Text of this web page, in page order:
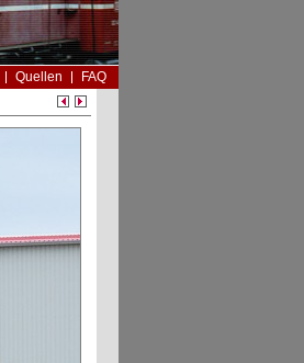
Quellen
FAQ